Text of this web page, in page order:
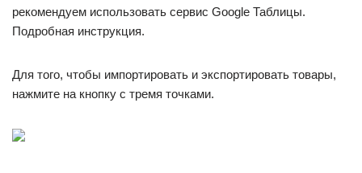
рекомендуем использовать сервис Google Таблицы.
Подробная инструкция.
Для того, чтобы импортировать и экспортировать товары,
нажмите на кнопку с тремя точками.